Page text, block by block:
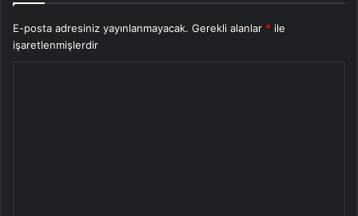
E-posta adresiniz yayınlanmayacak. Gerekli alanlar * ile
işaretlenmişlerdir